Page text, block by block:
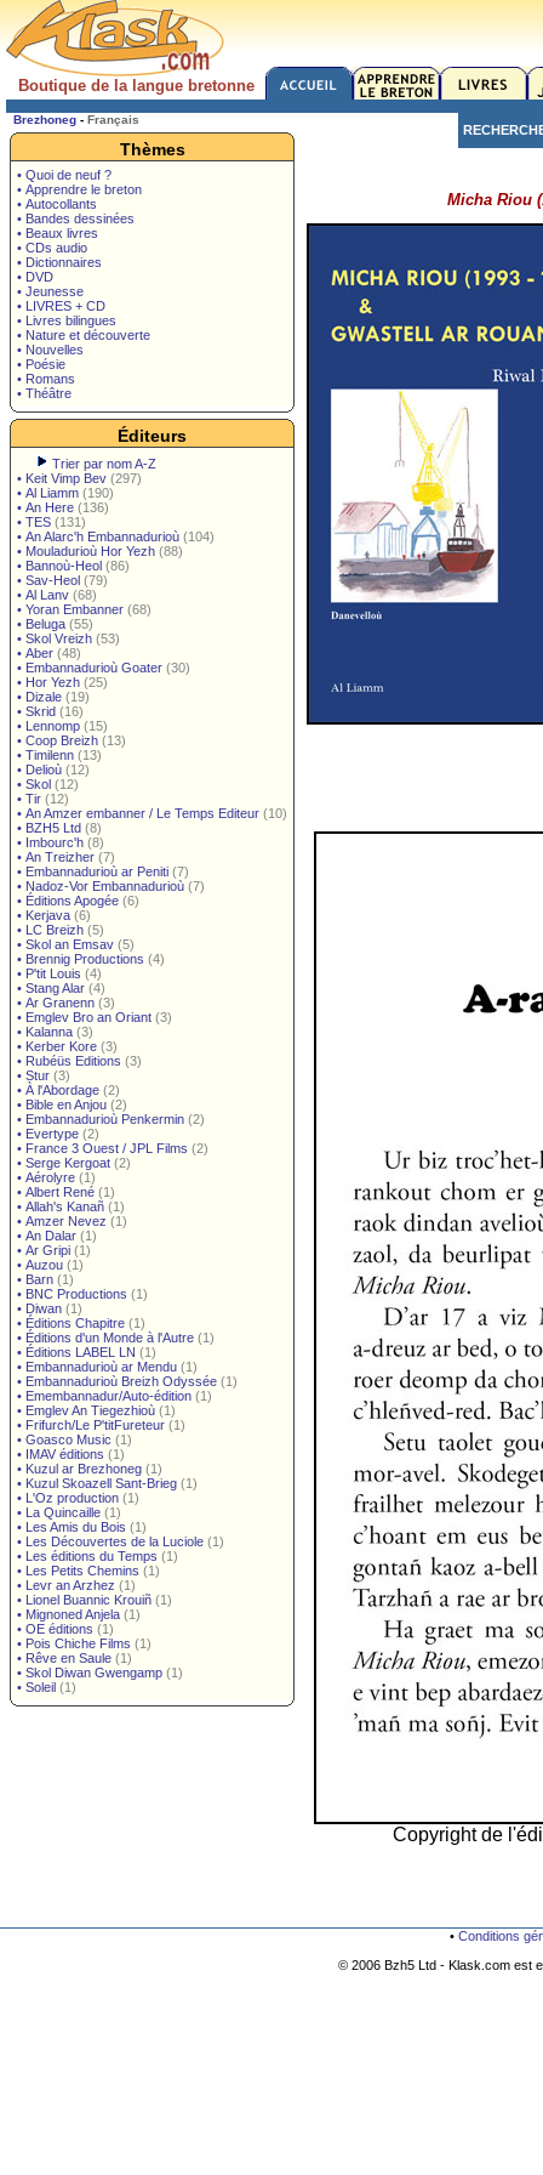
Boutique de la langue bretonne
Brezhoneg - Français
Thèmes
• Quoi de neuf ?
• Apprendre le breton
• Autocollants
• Bandes dessinées
• Beaux livres
• CDs audio
• Dictionnaires
• DVD
• Jeunesse
• LIVRES + CD
• Livres bilingues
• Nature et découverte
• Nouvelles
• Poésie
• Romans
• Théâtre
Éditeurs
Trier par nom A-Z
• Keit Vimp Bev (297)
• Al Liamm (190)
• An Here (136)
• TES (131)
• An Alarc'h Embannadurioù (104)
• Mouladurioù Hor Yezh (88)
• Bannoù-Heol (86)
• Sav-Heol (79)
• Al Lanv (68)
• Yoran Embanner (68)
• Beluga (55)
• Skol Vreizh (53)
• Aber (48)
• Embannadurioù Goater (30)
• Hor Yezh (25)
• Dizale (19)
• Skrid (16)
• Lennomp (15)
• Coop Breizh (13)
• Timilenn (13)
• Delioù (12)
• Skol (12)
• Tir (12)
• An Amzer embanner / Le Temps Editeur (10)
• BZH5 Ltd (8)
• Imbourc'h (8)
• An Treizher (7)
• Embannadurioù ar Peniti (7)
• Nadoz-Vor Embannadurioù (7)
• Éditions Apogée (6)
• Kerjava (6)
• LC Breizh (5)
• Skol an Emsav (5)
• Brennig Productions (4)
• P'tit Louis (4)
• Stang Alar (4)
• Ar Granenn (3)
• Emglev Bro an Oriant (3)
• Kalanna (3)
• Kerber Kore (3)
• Rubéüs Editions (3)
• Stur (3)
• À l'Abordage (2)
• Bible en Anjou (2)
• Embannadurioù Penkermin (2)
• Evertype (2)
• France 3 Ouest / JPL Films (2)
• Serge Kergoat (2)
• Aérolyre (1)
• Albert René (1)
• Allah's Kanañ (1)
• Amzer Nevez (1)
• An Dalar (1)
• Ar Gripi (1)
• Auzou (1)
• Barn (1)
• BNC Productions (1)
• Diwan (1)
• Éditions Chapitre (1)
• Éditions d'un Monde à l'Autre (1)
• Éditions LABEL LN (1)
• Embannadurioù ar Mendu (1)
• Embannadurioù Breizh Odyssée (1)
• Emembannadur/Auto-édition (1)
• Emglev An Tiegezhioù (1)
• Frifurch/Le P'titFureteur (1)
• Goasco Music (1)
• IMAV éditions (1)
• Kuzul ar Brezhoneg (1)
• Kuzul Skoazell Sant-Brieg (1)
• L'Oz production (1)
• La Quincaille (1)
• Les Amis du Bois (1)
• Les Découvertes de la Luciole (1)
• Les éditions du Temps (1)
• Les Petits Chemins (1)
• Levr an Arzhez (1)
• Lionel Buannic Krouiñ (1)
• Mignoned Anjela (1)
• OE éditions (1)
• Pois Chiche Films (1)
• Rêve en Saule (1)
• Skol Diwan Gwengamp (1)
• Soleil (1)
Micha Riou
Copyright de
• Conditions
© 2006 Bzh5 Ltd - Klask.com est